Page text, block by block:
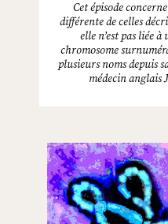
Cet épisode
différente de celles
elle n’est pas liée
chromosome
plusieurs noms depuis
médecin anglais